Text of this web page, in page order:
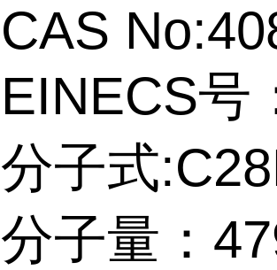
CAS
EINECS号
分子式
分子量：